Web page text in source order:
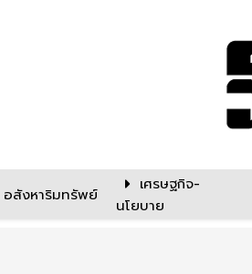
อสังหาริมทรัพย์
เศรษฐกิจ-
นโยบาย